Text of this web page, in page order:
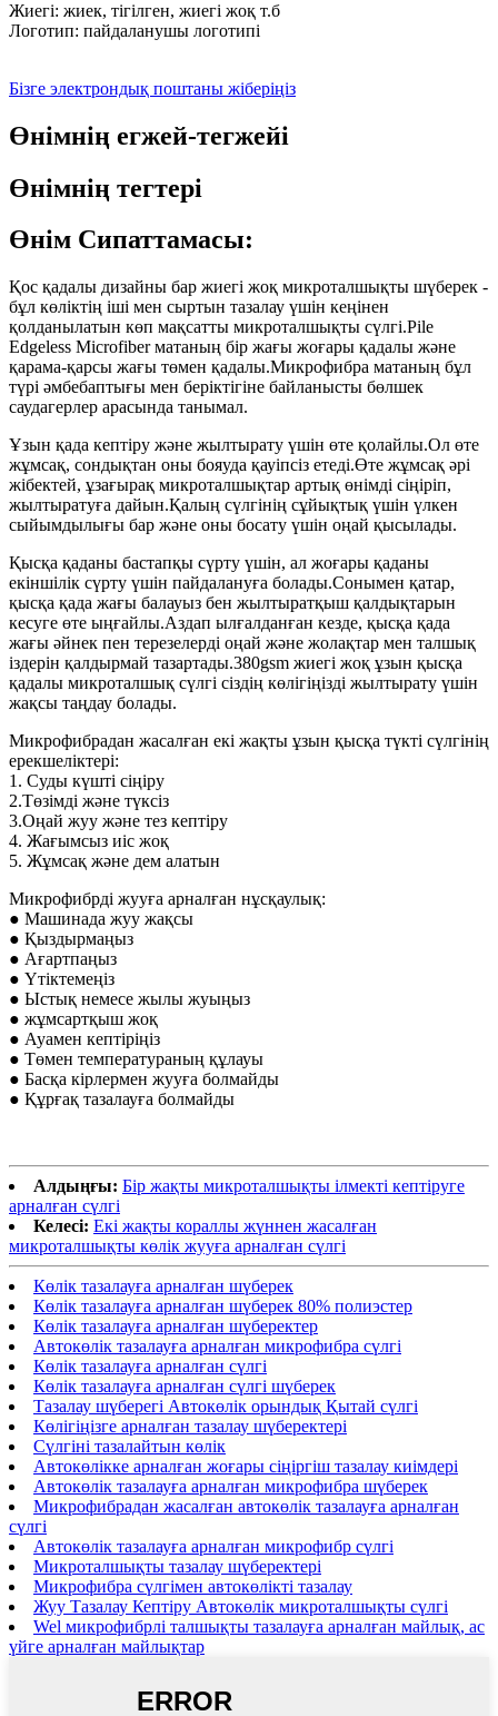
Жиегі: жиек, тігілген, жиегі жоқ т.б
Логотип: пайдаланушы логотипі
Бізге электрондық поштаны жіберіңіз
Өнімнің егжей-тегжейі
Өнімнің тегтері
Өнім Сипаттамасы:
Қос қадалы дизайны бар жиегі жоқ микроталшықты шүберек -
бұл көліктің іші мен сыртын тазалау үшін кеңінен
қолданылатын көп мақсатты микроталшықты сүлгі.Pile
Edgeless Microfiber матаның бір жағы жоғары қадалы және
қарама-қарсы жағы төмен қадалы.Микрофибра матаның бұл
түрі әмбебаптығы мен беріктігіне байланысты бөлшек
саудагерлер арасында танымал.
Ұзын қада кептіру және жылтырату үшін өте қолайлы.Ол өте
жұмсақ, сондықтан оны бояуда қауіпсіз етеді.Өте жұмсақ әрі
жібектей, ұзағырақ микроталшықтар артық өнімді сіңіріп,
жылтыратуға дайын.Қалың сүлгінің сұйықтық үшін үлкен
сыйымдылығы бар және оны босату үшін оңай қысылады.
Қысқа қаданы бастапқы сүрту үшін, ал жоғары қаданы
екіншілік сүрту үшін пайдалануға болады.Сонымен қатар,
қысқа қада жағы балауыз бен жылтыратқыш қалдықтарын
кесуге өте ыңғайлы.Аздап ылғалданған кезде, қысқа қада
жағы әйнек пен терезелерді оңай және жолақтар мен талшық
іздерін қалдырмай тазартады.380gsm жиегі жоқ ұзын қысқа
қадалы микроталшық сүлгі сіздің көлігіңізді жылтырату үшін
жақсы таңдау болады.
Микрофибрадан жасалған екі жақты ұзын қысқа түкті сүлгінің
ерекшеліктері:
1. Суды күшті сіңіру
2.Төзімді және түксіз
3.Оңай жуу және тез кептіру
4. Жағымсыз иіс жоқ
5. Жұмсақ және дем алатын
Микрофибрді жууға арналған нұсқаулық:
● Машинада жуу жақсы
● Қыздырмаңыз
● Ағартпаңыз
● Үтіктемеңіз
● Ыстық немесе жылы жуыңыз
● жұмсартқыш жоқ
● Ауамен кептіріңіз
● Төмен температураның құлауы
● Басқа кірлермен жууға болмайды
● Құрғақ тазалауға болмайды
Алдыңғы: Бір жақты микроталшықты ілмекті кептіруге
арналған сүлгі
Келесі: Екі жақты кораллы жүннен жасалған
микроталшықты көлік жууға арналған сүлгі
Көлік тазалауға арналған шүберек
Көлік тазалауға арналған шүберек 80% полиэстер
Көлік тазалауға арналған шүберектер
Автокөлік тазалауға арналған микрофибра сүлгі
Көлік тазалауға арналған сүлгі
Көлік тазалауға арналған сүлгі шүберек
Тазалау шүберегі Автокөлік орындық Қытай сүлгі
Көлігіңізге арналған тазалау шүберектері
Сүлгіні тазалайтын көлік
Автокөлікке арналған жоғары сіңіргіш тазалау киімдері
Автокөлік тазалауға арналған микрофибра шүберек
Микрофибрадан жасалған автокөлік тазалауға арналған
сүлгі
Автокөлік тазалауға арналған микрофибр сүлгі
Микроталшықты тазалау шүберектері
Микрофибра сүлгімен автокөлікті тазалау
Жуу Тазалау Кептіру Автокөлік микроталшықты сүлгі
Wel микрофибрлі талшықты тазалауға арналған майлық, ас
үйге арналған майлықтар